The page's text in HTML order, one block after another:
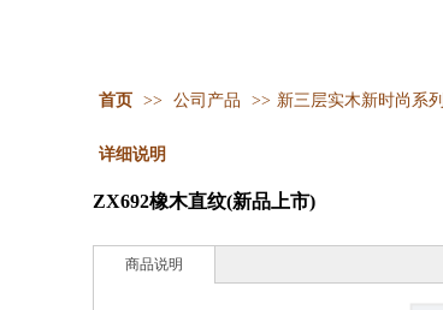
首页 >> 公司产品 >> 新三层实木新时尚系列
详细说明
ZX692橡木直纹(新品上市)
商品说明